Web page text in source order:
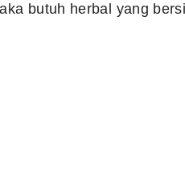
butuh herbal yang